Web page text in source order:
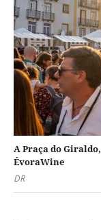
A Praça do
ÉvoraWine
DR